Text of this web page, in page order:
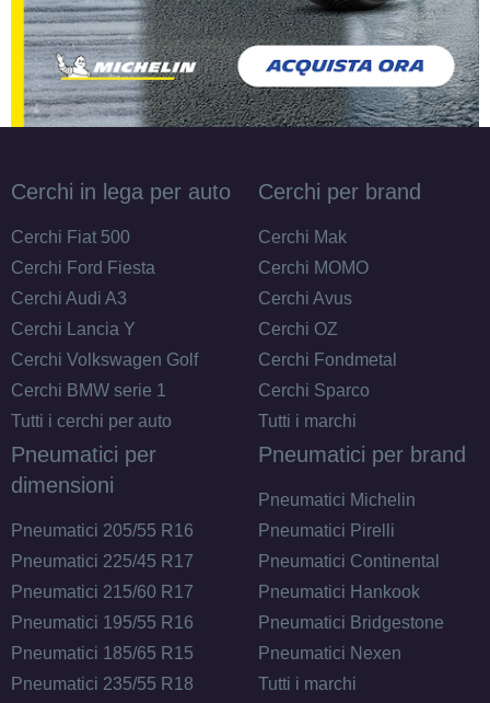
Cerchi in lega per auto
Cerchi Fiat 500
Cerchi Ford Fiesta
Cerchi Audi A3
Cerchi Lancia Y
Cerchi Volkswagen Golf
Cerchi BMW serie 1
Tutti i cerchi per auto
Cerchi per brand
Cerchi Mak
Cerchi MOMO
Cerchi Avus
Cerchi OZ
Cerchi Fondmetal
Cerchi Sparco
Tutti i marchi
Pneumatici per
dimensioni
Pneumatici 205/55 R16
Pneumatici 225/45 R17
Pneumatici 215/60 R17
Pneumatici 195/55 R16
Pneumatici 185/65 R15
Pneumatici 235/55 R18
Pneumatici per brand
Pneumatici Michelin
Pneumatici Pirelli
Pneumatici Continental
Pneumatici Hankook
Pneumatici Bridgestone
Pneumatici Nexen
Tutti i marchi